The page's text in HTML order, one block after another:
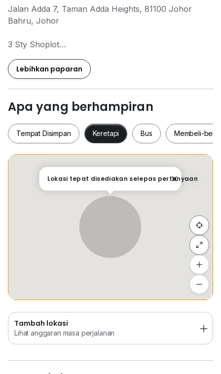
Jalan Adda 7, Taman Adda Heights, 81100 Johor
Bahru, Johor
3 Sty Shoplot
Facing Main Road
Rental: RM 6,000 / month (Ground Floor)
Not acceptance for F&B / Bakery
Nearby Dato Onn Perjiranan Ekoflora Daya Sagu
OI6 739 OO88
Jesmond Lee (REN33985)
11 Years Real Estate Exp.
Your Trusted Johor Bahru Specialist Real Estate
1 Stop Property Management Service
- Monthly Rental Collecting
- Sublet Co-Living Management
Lebihkan paparan
Apa yang berhampiran
Tempat Disimpan Keretapi Bus Membeli-
Tempat Disimpan Keretapi Bus Membeli-
Lokasi tepat disediakan selepas pertanyaan
Sembunyi senarai
Tambah lokasi
Lihat anggaran masa perjalanan